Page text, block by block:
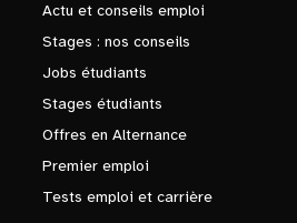
Actu et conseils emploi
Stages : nos conseils
Jobs étudiants
Stages étudiants
Offres en Alternance
Premier emploi
Tests emploi et carrière